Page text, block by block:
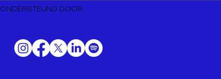
curatie Creative Mission Korea
ONDERSTEUND DOOR